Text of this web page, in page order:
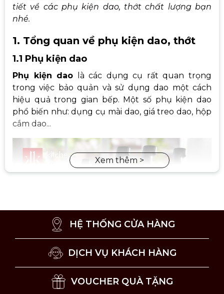
tiết về các phụ kiện dao, thớt chất lượng bạn
nhé.
1. Tổng quan về phụ kiện dao, thớt
1.1 Phụ kiện dao
Phụ kiện dao là các dụng cụ rất quan trọng
trong việc bảo quản và sử dụng dao một cách
hiệu quả trong gian bếp. Một số phụ kiện dao
phổ biến như: dụng cụ mài dao, giá treo dao, hộp
cắm dao...
HỆ THỐNG CỬA HÀNG
DỊCH VỤ KHÁCH HÀNG
VOUCHER QUÀ TẶNG